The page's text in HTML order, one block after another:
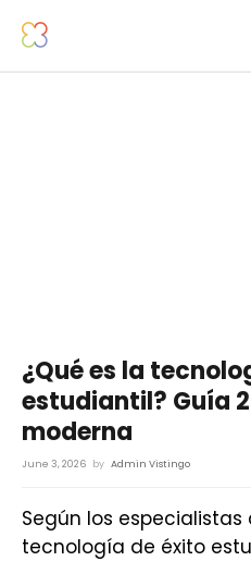
¿Qué es la
estudiantil? Guía
moderna
June 3, 2026 by Admin Vistingo
Según los especialistas
tecnología de éxito